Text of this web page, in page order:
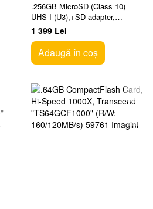
.256GB MicroSD (Class 10)
UHS-I (U3),+SD adapter,
Transcend "TS256GUSD350V"
(R/W:95/45MB/s,Endurance
1 399 Lei
Adaugă în coș